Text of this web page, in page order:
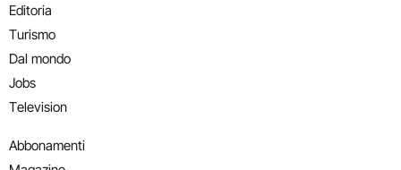
Editoria
Turismo
Dal mondo
Jobs
Television
Abbonamenti